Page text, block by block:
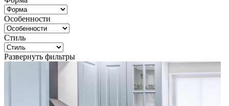
Особенности
Стиль
Развернуть фильтры